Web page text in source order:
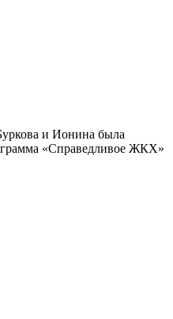
и Ионина была
«Справедливое ЖКХ»